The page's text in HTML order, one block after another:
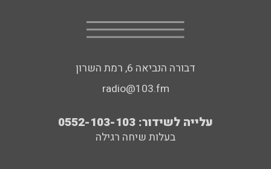
דבורה הנביאה 6, רמת השרון
radio@103.fm
עלייה לשידור: 0552-103-103
בעלות שיחה רגילה